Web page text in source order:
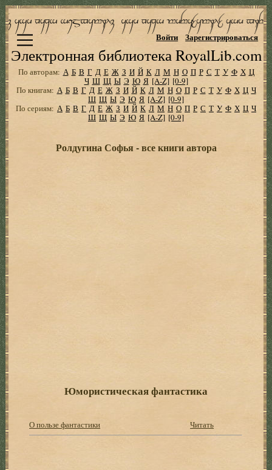
Электронная библиотека RoyalLib.com
Войти Зарегистрироваться
По авторам: А Б В Г Д Е Ж З И Й К Л М Н О П Р С Т У Ф Х Ц
Ч Ш Щ Ы Э Ю Я [A-Z] [0-9]
По книгам: А Б В Г Д Е Ж З И Й К Л М Н О П Р С Т У Ф Х Ц Ч
Ш Щ Ы Э Ю Я [A-Z] [0-9]
По сериям: А Б В Г Д Е Ж З И Й К Л М Н О П Р С Т У Ф Х Ц Ч
Ш Щ Ы Э Ю Я [A-Z] [0-9]
Ролдугина Софья - все книги автора
Юмористическая фантастика
О пользе фантастики Читать